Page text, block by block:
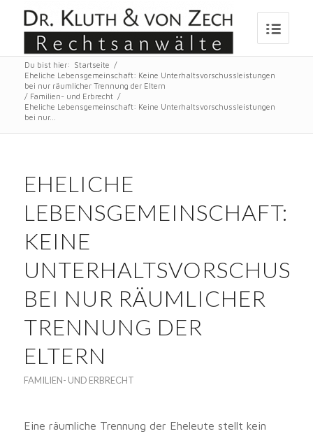
Du bist hier: Startseite
/
Eheliche Lebensgemeinschaft: Keine Unterhaltsvorschussleistungen
bei nur räumlicher Trennung der Eltern
/ Familien- und Erbrecht /
Eheliche Lebensgemeinschaft: Keine Unterhaltsvorschussleistungen
bei nur...
EHELICHE
LEBENSGEMEINSCHAFT:
KEINE
BEI NUR RÄUMLICHER
TRENNUNG DER
ELTERN
FAMILIEN- UND ERBRECHT
Eine räumliche Trennung der Eheleute stellt kein